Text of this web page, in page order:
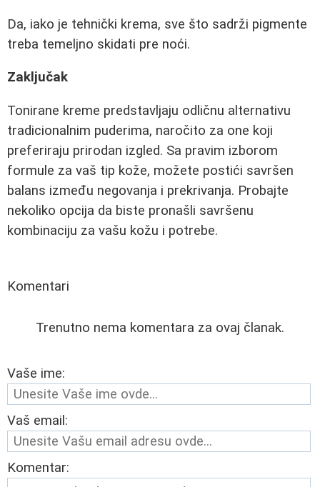
Da, iako je tehnički krema, sve što sadrži pigmente
treba temeljno skidati pre noći.
Zaključak
Tonirane kreme predstavljaju odličnu alternativu
tradicionalnim puderima, naročito za one koji
preferiraju prirodan izgled. Sa pravim izborom
formule za vaš tip kože, možete postići savršen
balans između negovanja i prekrivanja. Probajte
nekoliko opcija da biste pronašli savršenu
kombinaciju za vašu kožu i potrebe.
Komentari
Trenutno nema komentara za ovaj članak.
Vaše ime:
Vaš email:
Komentar: